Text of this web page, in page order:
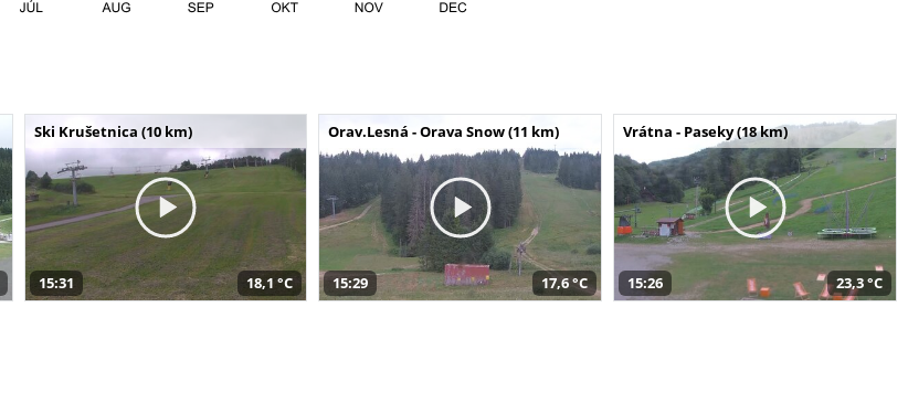
Ski Krušetnica (10 km)
15:31 18,1 °C
Orav.Lesná - Orava Snow (11 km)
15:29 17,6 °C
Vrátna - Paseky (18 km)
15:26 23,3 °C